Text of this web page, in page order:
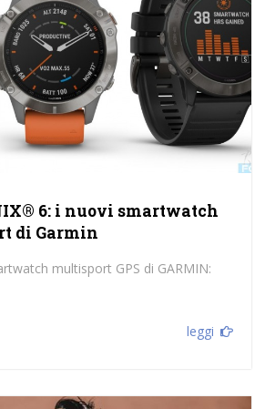
6: i nuovi smartwatch
di Garmin
multisport GPS di GARMIN:
leggi